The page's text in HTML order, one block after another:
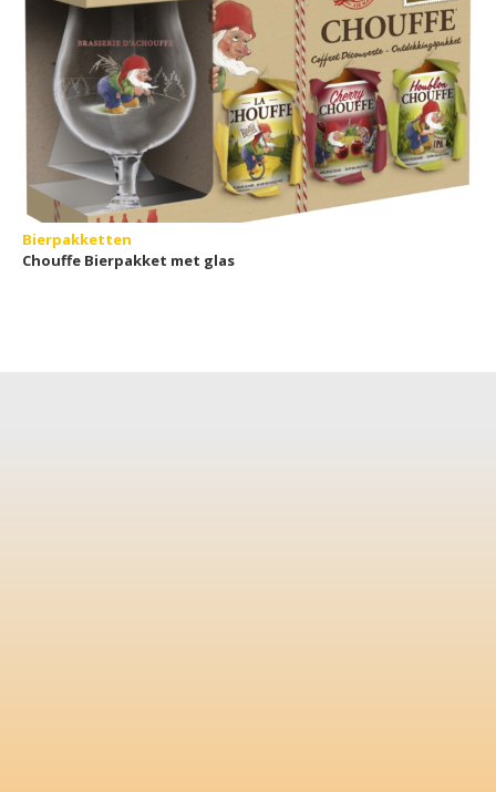
Bierpakketten
Chouffe Bierpakket met glas